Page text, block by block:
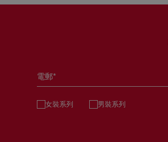
電郵*
女裝系列 男裝系列